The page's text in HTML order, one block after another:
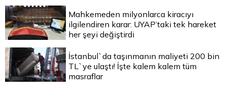
Mahkemeden milyonlarca kiracıyı
ilgilendiren karar: UYAP’taki tek hareket
her şeyi değiştirdi
İstanbul`da taşınmanın maliyeti 200 bin
TL`ye ulaştı! İşte kalem kalem tüm
masraflar